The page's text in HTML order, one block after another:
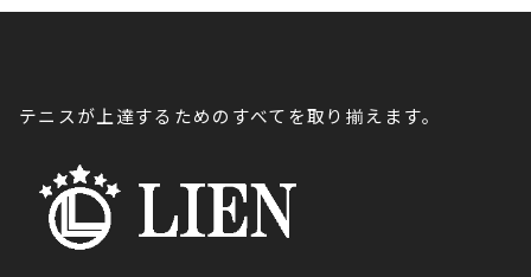
テニスが上達するためのすべてを取り揃えます。